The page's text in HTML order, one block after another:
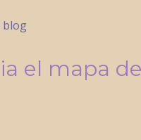
blog
el mapa